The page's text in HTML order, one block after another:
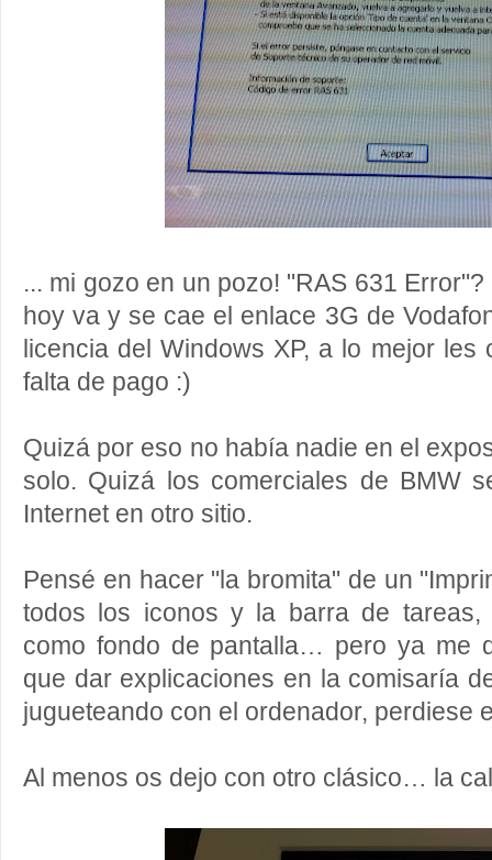
... mi gozo en un pozo! "RAS 631
hoy va y se cae el enlace 3G de
licencia del Windows XP, a lo mejor
falta de pago :)
Quizá por eso no había nadie en el
solo. Quizá los comerciales de BMW
Internet en otro sitio.
Pensé en hacer "la bromita" de un
todos los iconos y la barra de tareas,
como fondo de pantalla… pero ya me
que dar explicaciones en la comisaría
jugueteando con el ordenador, perdiese
Al menos os dejo con otro clásico… la